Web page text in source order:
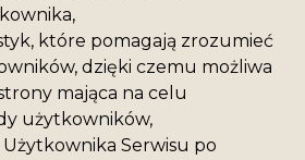
które pomagają zrozumieć
dzięki czemu możliwa
mająca na celu
użytkowników,
Serwisu po